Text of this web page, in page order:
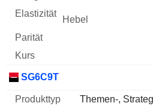
SG6C9T
Themen-,